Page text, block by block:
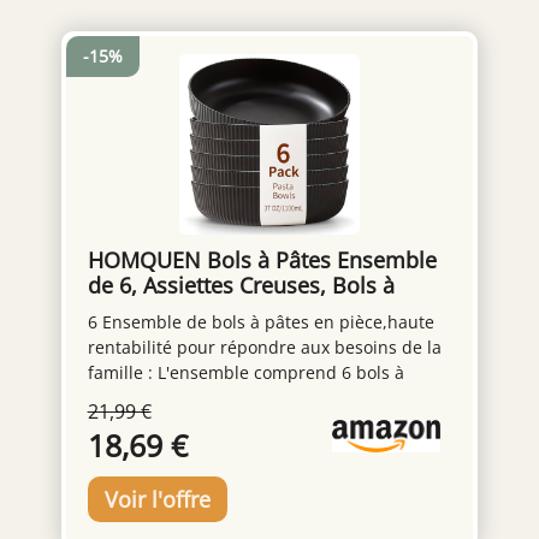
HOMQUEN Bols à Pâtes Ensemble
de 6, Assiettes Creuses, Bols à
Salade de 1100 ml Bols à Soupe
Noir, Grands Bols de Service Pour
Pâtes, Bols en Plastique
Incassables, Lavable au Lave-
Vaisselle(Noir)
6 Ensemble de bols à pâtes en pièce,haute
rentabilité pour répondre aux besoins de la
famille : L'ensemble comprend 6 bols à
répondre aux besoins des repas quotidiens
de la famille ou pour divertir les invités.Il
n'est pas nécessaire d'acheter plusieurs
assiettes séparément,un guichet unique
pour vos besoins de vaisselle, plus rentable.
21,99 €
18,69 €
-15%